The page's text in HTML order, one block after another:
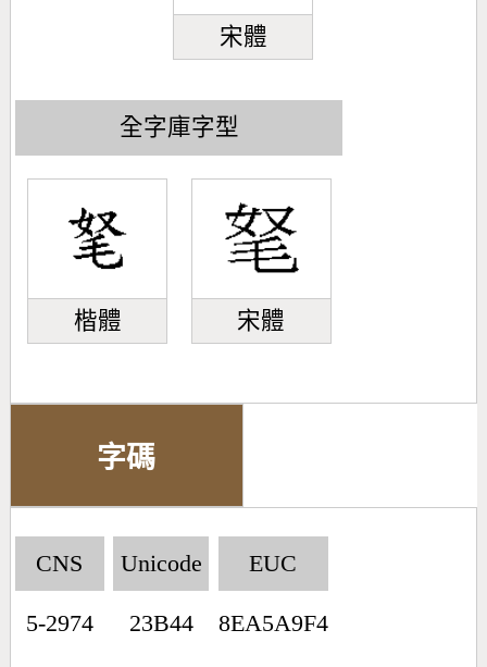
宋體
全字庫字型
楷體 宋體
字碼
CNS
5-2974
Unicode
23B44
EUC
8EA5A9F4